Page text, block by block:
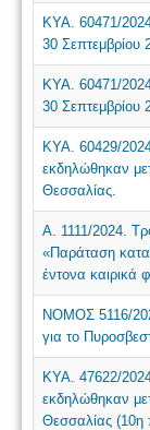
ΚΥΑ. 60471/
30 Σεπτεμβρίου
ΚΥΑ. 60471/
30 Σεπτεμβρίου
ΚΥΑ. 60429/
εκδηλώθηκαν
Θεσσαλίας.
Α. 1111/2024.
«Παράταση
έντονα καιρικά
ΝΟΜΟΣ 5116/
για το
ΚΥΑ. 47622/
εκδηλώθηκαν
Θεσσαλίας (10η